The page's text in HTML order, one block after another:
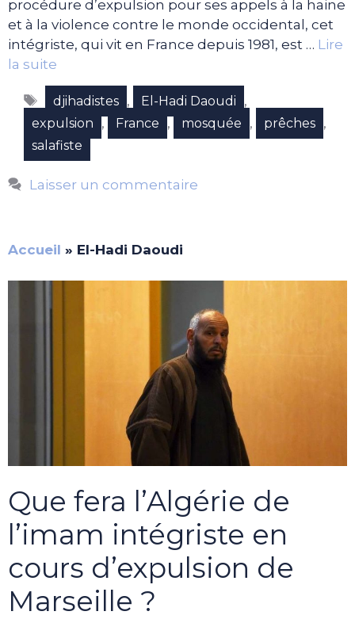
procédure d’expulsion pour ses appels à la haine
et à la violence contre le monde occidental, cet
intégriste, qui vit en France depuis 1981, est … Lire
la suite
Étiquettes
djihadistes , El-Hadi Daoudi ,
expulsion , France , mosquée , prêches ,
salafiste
Laisser un commentaire
Accueil » El-Hadi Daoudi
Que fera l’Algérie de
l’imam intégriste en
cours d’expulsion de
Marseille ?